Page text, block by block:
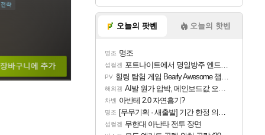
오늘의 팟벤 오늘의 핫벤
명조 명조
섭컬겜 포트나이트에서 명일방주 엔드필드 [펠리카] 판매 예정
PV 힐링 탐험 게임 Bearly Awesome 챕터 1 트레일러
해외겜 AI발 원가 압박, 메인보드값 오르나
차벤 아반테 2.0 자연흡기?
명조 [무무기획 · 새출발] 기간 한정 의뢰 이벤트
섭컬겜 무한대 아난타 전투 장면